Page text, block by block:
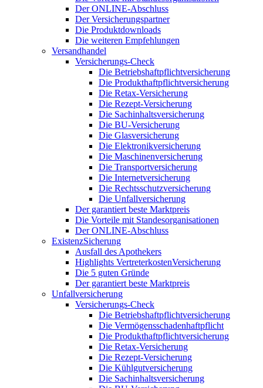
Der ONLINE-Abschluss
Der Versicherungspartner
Die Produktdownloads
Die weiteren Empfehlungen
Versandhandel
Versicherungs-Check
Die Betriebshaftpflichtversicherung
Die Produkthaftpflichtversicherung
Die Retax-Versicherung
Die Rezept-Versicherung
Die Sachinhaltsversicherung
Die BU-Versicherung
Die Glasversicherung
Die Elektronikversicherung
Die Maschinenversicherung
Die Transportversicherung
Die Internetversicherung
Die Rechtsschutzversicherung
Die Unfallversicherung
Der garantiert beste Marktpreis
Die Vorteile mit Standesorganisationen
Der ONLINE-Abschluss
ExistenzSicherung
Ausfall des Apothekers
Highlights VertreterkostenVersicherung
Die 5 guten Gründe
Der garantiert beste Marktpreis
Unfallversicherung
Versicherungs-Check
Die Betriebshaftpflichtversicherung
Die Vermögensschadenhaftpflicht
Die Produkthaftpflichtversicherung
Die Retax-Versicherung
Die Rezept-Versicherung
Die Kühlgutversicherung
Die Sachinhaltsversicherung